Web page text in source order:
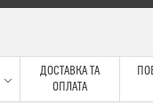
ДОСТАВКА ТА
ОПЛАТА